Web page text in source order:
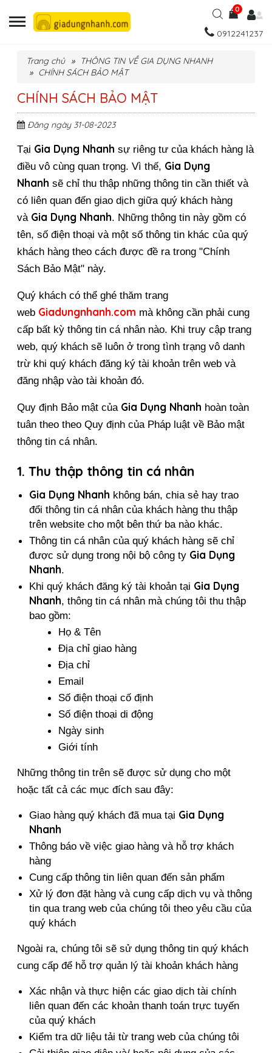
0
0912241237
Trang chủ
THÔNG TIN VỀ GIA DỤNG NHANH
CHÍNH SÁCH BẢO MẬT
CHÍNH SÁCH BẢO MẬT
Đăng ngày 31-08-2023
Tại Gia Dụng Nhanh sự riêng tư của khách hàng là
điều vô cùng quan trọng. Vì thế, Gia Dụng
Nhanh sẽ chỉ thu thập những thông tin cần thiết và
có liên quan đến giao dịch giữa quý khách hàng
và Gia Dụng Nhanh. Những thông tin này gồm có
tên, số điện thoại và một số thông tin khác của quý
khách hàng theo cách được đề ra trong "Chính
Sách Bảo Mật" này.
Quý khách có thể ghé thăm trang
web Giadungnhanh.com mà không cần phải cung
cấp bất kỳ thông tin cá nhân nào. Khi truy cập trang
web, quý khách sẽ luôn ở trong tình trạng vô danh
trừ khi quý khách đăng ký tài khoản trên web và
đăng nhập vào tài khoản đó.
Quy định Bảo mật của Gia Dụng Nhanh hoàn toàn
tuân theo theo Quy định của Pháp luật về Bảo mật
thông tin cá nhân.
1. Thu thập thông tin cá nhân
Gia Dụng Nhanh không bán, chia sẻ hay trao
đổi thông tin cá nhân của khách hàng thu thập
trên website cho một bên thứ ba nào khác.
Thông tin cá nhân của quý khách hàng sẽ chỉ
được sử dụng trong nội bộ công ty Gia Dụng
Nhanh.
Khi quý khách đăng ký tài khoản tại Gia Dụng
Nhanh, thông tin cá nhân mà chúng tôi thu thập
bao gồm:
Họ & Tên
Địa chỉ giao hàng
Địa chỉ
Email
Số điện thoại cố định
Số điện thoại di động
Ngày sinh
Giới tính
Những thông tin trên sẽ được sử dụng cho một
hoặc tất cả các mục đích sau đây:
Giao hàng quý khách đã mua tại Gia Dụng
Nhanh
Thông báo về việc giao hàng và hỗ trợ khách
hàng
Cung cấp thông tin liên quan đến sản phẩm
Xử lý đơn đặt hàng và cung cấp dịch vụ và thông
tin qua trang web của chúng tôi theo yêu cầu của
quý khách
Ngoài ra, chúng tôi sẽ sử dụng thông tin quý khách
cung cấp để hỗ trợ quản lý tài khoản khách hàng
Xác nhận và thực hiện các giao dịch tài chính
liên quan đến các khoản thanh toán trực tuyến
của quý khách
Kiểm tra dữ liệu tải từ trang web của chúng tôi